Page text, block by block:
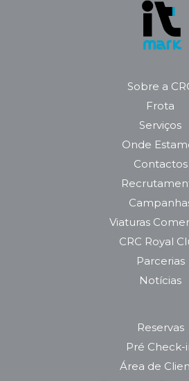
Sobre a
Frota
Serviços
Onde
Contactos
Viaturas
CRC Royal
Parcerias
Notícias
Reservas
Pré Check-
Área de